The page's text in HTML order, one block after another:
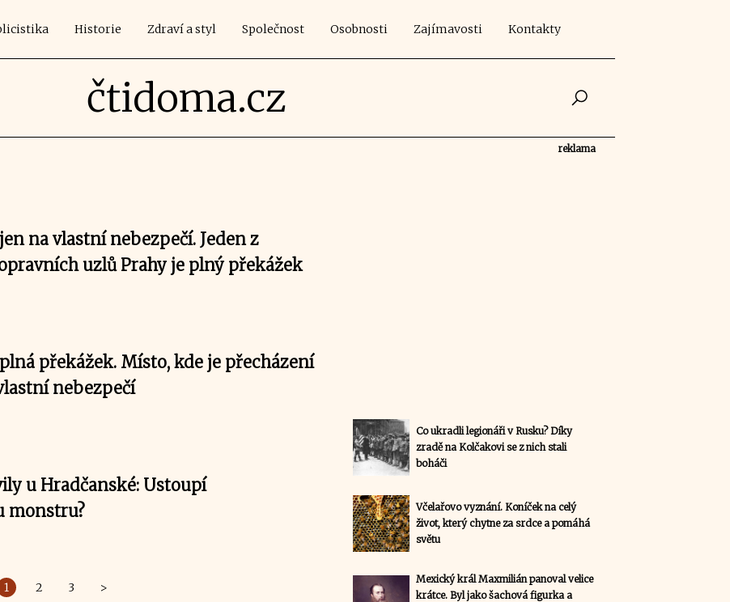
Historie Zdraví a styl Společnost Osobnosti Zajímavosti Kontakty
čtidoma.cz
na vlastní nebezpečí. Jeden z
uzlů Prahy je plný překážek
překážek. Místo, kde je přecházení
nebezpečí
u Hradčanské: Ustoupí
monstru?
1 2 3 >
reklama
Co ukradli legionáři v Rusku? Díky
zradě na Kolčakovi se z nich stali
boháči
Včelařovo vyznání. Koníček na celý
život, který chytne za srdce a pomáhá
světu
Mexický král Maxmilián panoval velice
krátce. Byl jako šachová figurka a